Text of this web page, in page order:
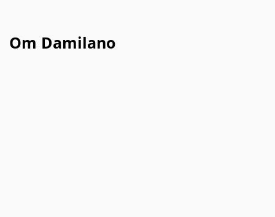
Om Damilano